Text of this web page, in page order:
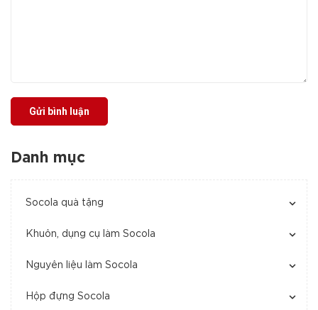
Gửi bình luận
Danh mục
Socola quà tặng
Khuôn, dụng cụ làm Socola
Nguyên liệu làm Socola
Hộp đựng Socola